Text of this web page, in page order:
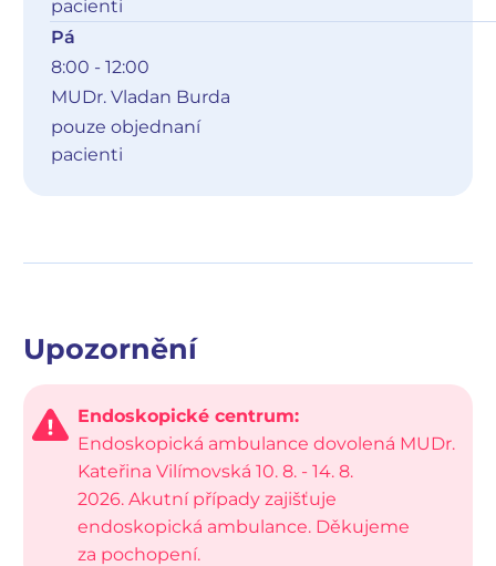
pacienti
Pá
8:00 - 12:00
MUDr. Vladan Burda
pouze objednaní
pacienti
Upozornění
Endoskopické centrum:
Endoskopická ambulance dovolená MUDr.
Kateřina Vilímovská 10. 8. - 14. 8.
2026. Akutní případy zajišťuje
endoskopická ambulance. Děkujeme
za pochopení.